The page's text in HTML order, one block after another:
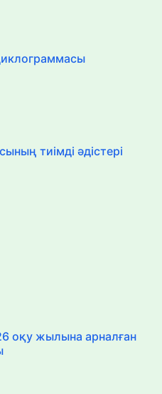
тиімді әдістері
оқу жылына арналған